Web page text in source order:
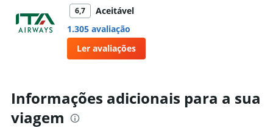
6,7
Aceitável
1.305 avaliação
Ler avaliações
Informações adicionais para a sua
viagem